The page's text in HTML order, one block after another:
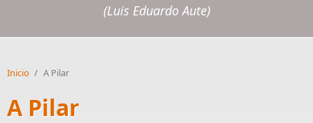
(Luis Eduardo Aute)
Inicio / A Pilar
A Pilar